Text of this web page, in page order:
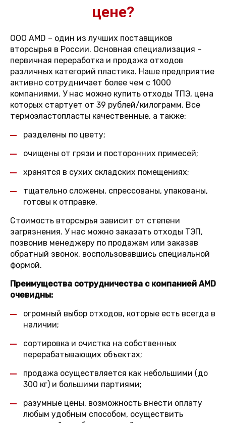
цене?
ООО AMD – один из лучших поставщиков
вторсырья в России. Основная специализация –
первичная переработка и продажа отходов
различных категорий пластика. Наше предприятие
активно сотрудничает более чем с 1000
компаниями. У нас можно купить отходы ТПЭ, цена
которых стартует от 39 рублей/килограмм. Все
термоэластопласты качественные, а также:
разделены по цвету;
очищены от грязи и посторонних примесей;
хранятся в сухих складских помещениях;
тщательно сложены, спрессованы, упакованы,
готовы к отправке.
Стоимость вторсырья зависит от степени
загрязнения. У нас можно заказать отходы ТЭП,
позвонив менеджеру по продажам или заказав
обратный звонок, воспользовавшись специальной
формой.
Преимущества сотрудничества с компанией AMD
очевидны:
огромный выбор отходов, которые есть всегда в
наличии;
сортировка и очистка на собственных
перерабатывающих объектах;
продажа осуществляется как небольшими (до
300 кг) и большими партиями;
разумные цены, возможность внести оплату
любым удобным способом, осуществить